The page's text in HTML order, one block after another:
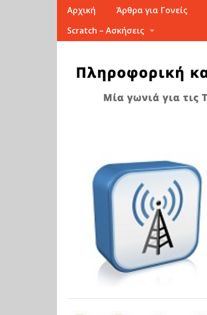
Αρχική Άρθρα για Γονείς
Scratch – Ασκήσεις